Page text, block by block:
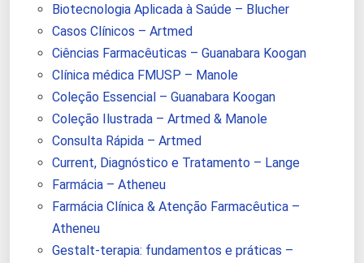
Biotecnologia Aplicada à Saúde – Blucher
Casos Clínicos – Artmed
Ciências Farmacêuticas – Guanabara Koogan
Clínica médica FMUSP – Manole
Coleção Essencial – Guanabara Koogan
Coleção Ilustrada – Artmed & Manole
Consulta Rápida – Artmed
Current, Diagnóstico e Tratamento – Lange
Farmácia – Atheneu
Farmácia Clínica & Atenção Farmacêutica –
Atheneu
Gestalt-terapia: fundamentos e práticas –